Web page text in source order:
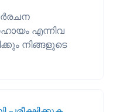
എന്നിവ
നിങ്ങളുടെ